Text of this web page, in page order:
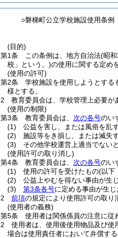
○磐梯町公立学校施設使用条例
(目的)
第1条
この条例は、地方自治法(昭
校」という。)の使用に関する定め
(使用の許可)
第2条
学校施設を使用しようとする
様とする。
2
教育委員会は、学校管理上必要が
(使用の制限)
第3条
教育委員会は、 次の各号のい
(1)
公益を害し、または風俗を乱
(2)
施設等をき損し、または滅失
(3)
その他学校運営上適当でない
(使用許可の取り消し)
第4条
教育委員会は、 次の各号のい
(1)
使用の許可を受けたもの(以下
(2)
公益上やむを得ない事由が生
(3)
第3条各号に定める事由が生じ
2
前項の規定により使用許可の取り
(使用者の義務)
第5条
使用者は関係係員の注意に従
2
使用者は、使用後使用物品及び使
場合は使用責任者において弁償する